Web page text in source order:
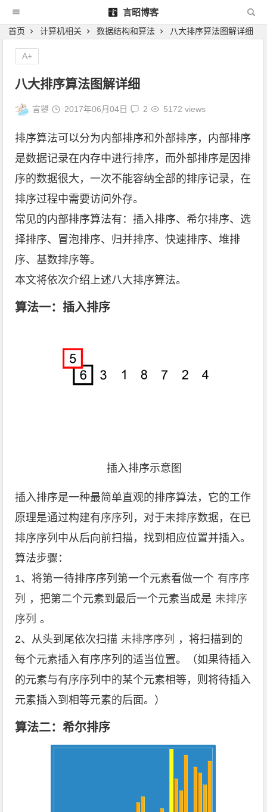
言昭博客
首页 计算机相关 数据结构和算法 八大排序算法图解详细
八大排序算法图解详细
言曌 2017年06月04日 2 5172 views
排序算法可以分为内部排序和外部排序，内部排序
是数据记录在内存中进行排序，而外部排序是因排
序的数据很大，一次不能容纳全部的排序记录，在
排序过程中需要访问外存。
常见的内部排序算法有：插入排序、希尔排序、选
择排序、冒泡排序、归并排序、快速排序、堆排
序、基数排序等。
本文将依次介绍上述八大排序算法。
算法一：插入排序
插入排序示意图
插入排序是一种最简单直观的排序算法，它的工作
原理是通过构建有序序列，对于未排序数据，在已
排序序列中从后向前扫描，找到相应位置并插入。
算法步骤：
1、将第一待排序序列第一个元素看做一个 有序序
列
，把第二个元素到最后一个元素当成是 未排序
序列 。
2、从头到尾依次扫描 未排序序列
，将扫描到的
每个元素插入有序序列的适当位置。（如果待插入
的元素与有序序列中的某个元素相等，则将待插入
元素插入到相等元素的后面。）
算法二：希尔排序
A+